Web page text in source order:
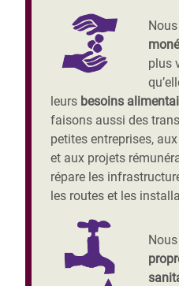
plus
leurs besoins
faisons aussi des
petites entreprises,
et aux projets
répare les
les routes et les